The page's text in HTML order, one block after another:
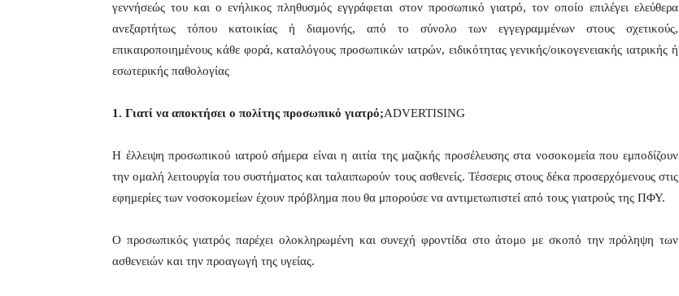
γεννήσεώς του και ο ενήλικος πληθυσμός εγγράφεται στον προσωπικό γιατρό, τον οποίο επιλέγει ελεύθερα
ανεξαρτήτως τόπου κατοικίας ή διαμονής, από το σύνολο των εγγεγραμμένων στους σχετικούς,
επικαιροποιημένους κάθε φορά, καταλόγους προσωπικών ιατρών, ειδικότητας γενικής/οικογενειακής ιατρικής ή
εσωτερικής παθολογίας
1. Γιατί να αποκτήσει ο πολίτης προσωπικό γιατρό;ADVERTISING
Η έλλειψη προσωπικού ιατρού σήμερα είναι η αιτία της μαζικής προσέλευσης στα νοσοκομεία που εμποδίζουν
την ομαλή λειτουργία του συστήματος και ταλαιπωρούν τους ασθενείς. Τέσσερις στους δέκα προσερχόμενους στις
εφημερίες των νοσοκομείων έχουν πρόβλημα που θα μπορούσε να αντιμετωπιστεί από τους γιατρούς της ΠΦΥ.
Ο προσωπικός γιατρός παρέχει ολοκληρωμένη και συνεχή φροντίδα στο άτομο με σκοπό την πρόληψη των
ασθενειών και την προαγωγή της υγείας.